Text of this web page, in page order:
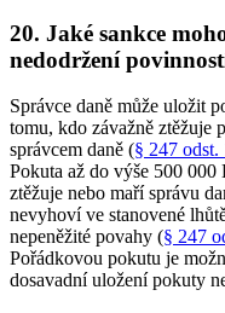
20. Jaké sankce
nedodržení
Správce daně může uložit
tomu, kdo závažně ztěžuje
správcem daně (§ 247 odst.
Pokuta až do výše 500
ztěžuje nebo maří správu
nevyhoví ve stanovené
nepeněžité povahy (§ 247
Pořádkovou pokutu je
dosavadní uložení pokuty